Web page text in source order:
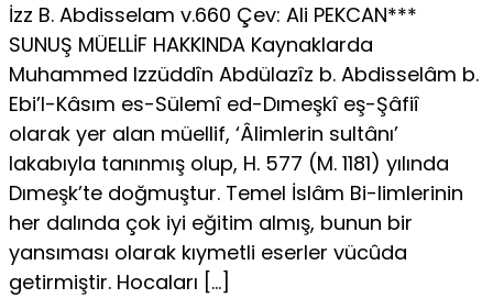
İzz B. Abdisselam v.660 Çev: Ali PEKCAN***
SUNUŞ MÜELLİF HAKKINDA Kaynaklarda
Muhammed Izzüddîn Abdülazîz b. Abdisselâm b.
Ebi’l-Kâsım es-Sülemî ed-Dımeşkî eş-Şâfiî
olarak yer alan müellif, ‘Âlimlerin sultânı’
lakabıyla tanınmış olup, H. 577 (M. 1181) yılında
Dımeşk’te doğmuştur. Temel İslâm Bi-limlerinin
her dalında çok iyi eğitim almış, bunun bir
yansıması olarak kıymetli eserler vücûda
getirmiştir. Hocaları […]